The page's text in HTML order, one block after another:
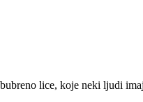
lice, koje neki ljudi